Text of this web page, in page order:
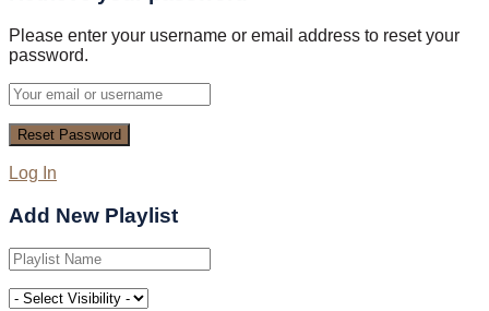
Please enter your username or email address to reset your
password.
Log In
Add New Playlist